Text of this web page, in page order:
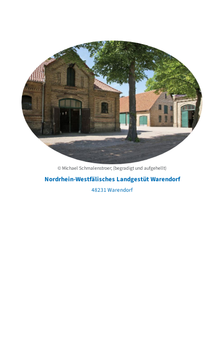
© Michael Schmalenstroer; (begradigt und aufgehellt)
Nordrhein-Westfälisches Landgestüt Warendorf
48231 Warendorf